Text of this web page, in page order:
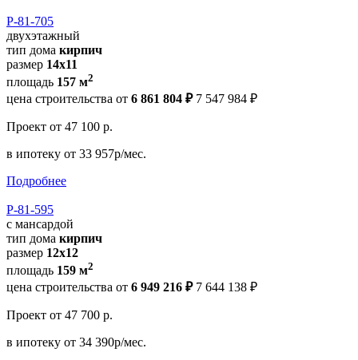
Р-81-705
двухэтажный
тип дома кирпич
размер 14x11
площадь 157 м2
цена строительства от 6 861 804 ₽ 7 547 984 ₽
Проект от 47 100 р.
в ипотеку от 33 957р/мес.
Подробнее
Р-81-595
с мансардой
тип дома кирпич
размер 12х12
площадь 159 м2
цена строительства от 6 949 216 ₽ 7 644 138 ₽
Проект от 47 700 р.
в ипотеку от 34 390р/мес.